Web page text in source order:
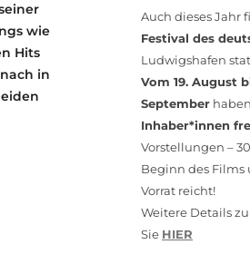
wie
Hits
in
Auch dieses Jahr
Festival des
Ludwigshafen
Vom 19. August
September haben
Inhaber*innen
Vorstellungen –
Beginn des Films
Vorrat reicht!
Weitere Details
Sie HIER